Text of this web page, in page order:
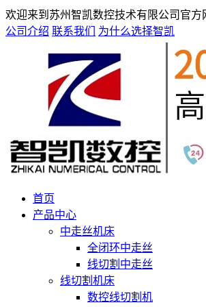
欢迎来到苏州智凯数控技术有限公司官方
公司介绍 联系我们 为什么选择智凯
首页
产品中心
中走丝机床
全闭环中走丝
线切割中走丝
线切割机床
数控线切割机